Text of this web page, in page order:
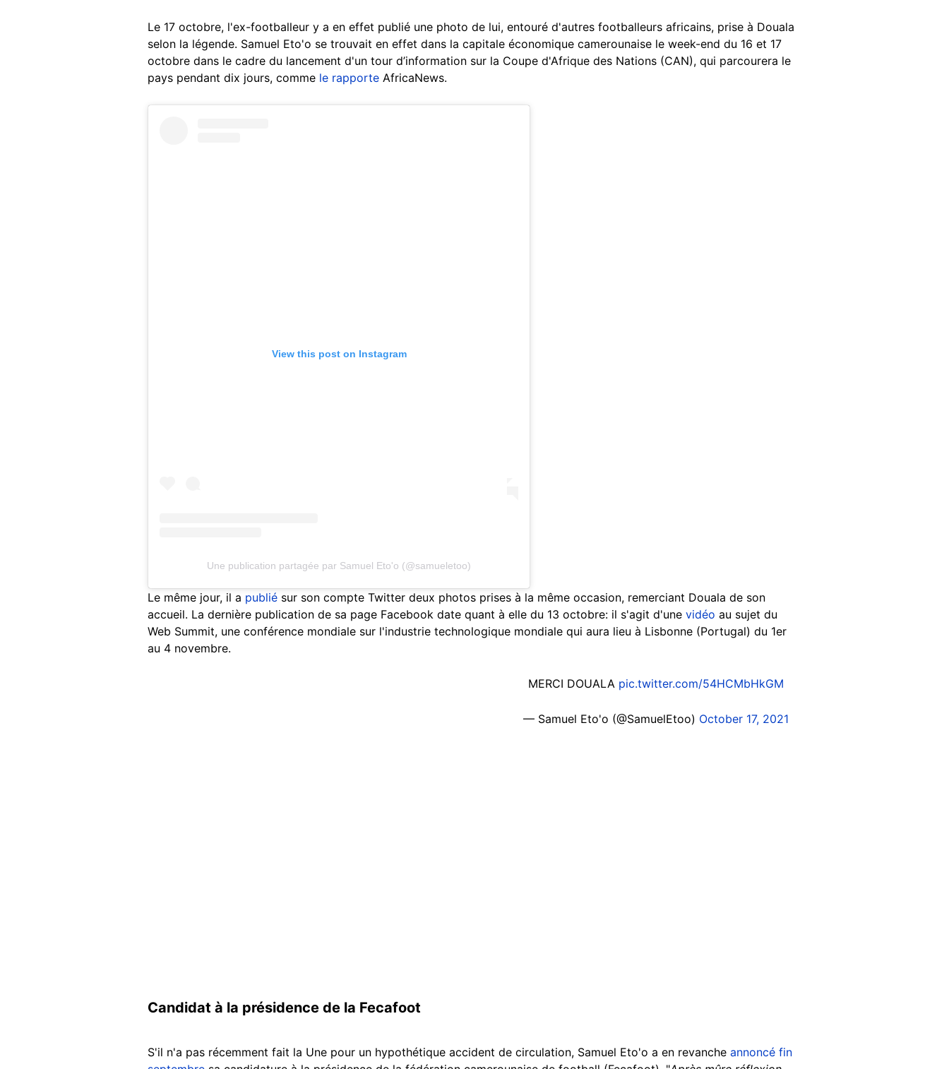
Le 17 octobre, l'ex-footballeur y a en effet publié une photo de lui, entouré d'autres footballeurs africains, prise à Douala
selon la légende. Samuel Eto'o se trouvait en effet dans la capitale économique camerounaise le week-end du 16 et 17
octobre dans le cadre du lancement d'un tour d’information sur la Coupe d'Afrique des Nations (CAN), qui parcourera le
pays pendant dix jours, comme le rapporte AfricaNews.
View this post on Instagram
Une publication partagée par Samuel Eto'o (@samueletoo)
Le même jour, il a publié sur son compte Twitter deux photos prises à la même occasion, remerciant Douala de son
accueil. La dernière publication de sa page Facebook date quant à elle du 13 octobre: il s'agit d'une vidéo au sujet du
Web Summit, une conférence mondiale sur l'industrie technologique mondiale qui aura lieu à Lisbonne (Portugal) du 1er
au 4 novembre.
MERCI DOUALA pic.twitter.com/54HCMbHkGM
— Samuel Eto'o (@SamuelEtoo) October 17, 2021
Candidat à la présidence de la Fecafoot
S'il n'a pas récemment fait la Une pour un hypothétique accident de circulation, Samuel Eto'o a en revanche annoncé fin